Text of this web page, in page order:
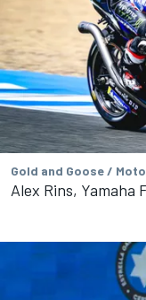
Gold and Goose /
Alex Rins, Yamaha